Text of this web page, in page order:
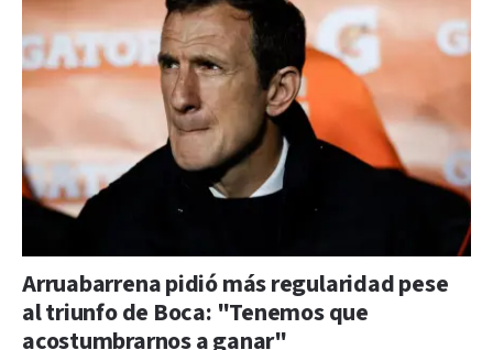
Arruabarrena pidió más regularidad pese
al triunfo de Boca: "Tenemos que
acostumbrarnos a ganar"